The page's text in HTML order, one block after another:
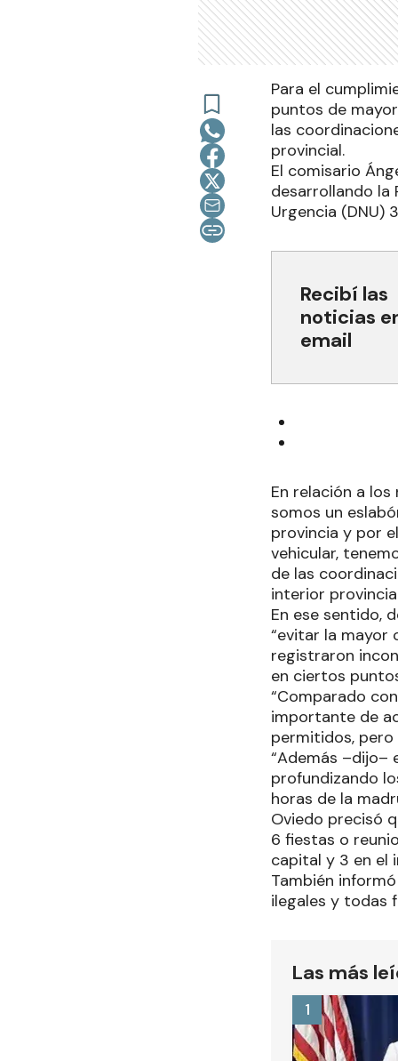
Para el
puntos de
las
provincial.
El comisario
desarrollando la
Urgencia (DNU)
Recibí las
noticias
email
En relación a
somos un
provincia y por
vehicular,
de las
interior
En ese sentido,
“evitar la mayor
registraron
en ciertos
“Comparado
importante de
permitidos, pero
“Además –dijo–
profundizando
horas de la
Oviedo precisó
6 fiestas o
capital y 3 en el
También
ilegales y todas
Las más
1